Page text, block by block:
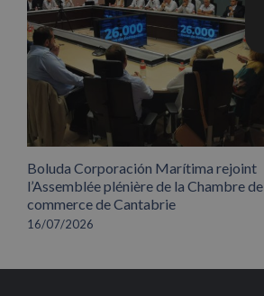
Boluda Corporación Marítima rejoint
l’Assemblée plénière de la Chambre de
commerce de Cantabrie
16/07/2026